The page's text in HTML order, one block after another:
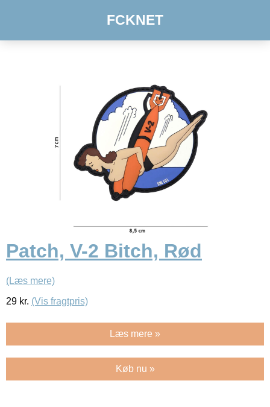
FCKNET
Patch, V-2 Bitch, Rød
(Læs mere)
29 kr. (Vis fragtpris)
Læs mere »
Køb nu »